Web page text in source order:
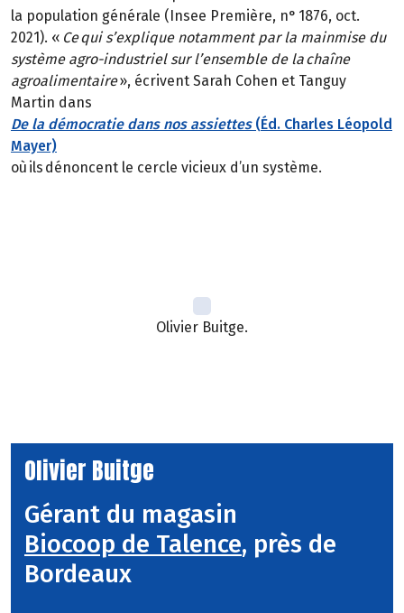
la population générale (Insee Première, n° 1876, oct.
2021). « Ce qui s’explique notamment par la mainmise du
système agro-industriel sur l’ensemble de la chaîne
agroalimentaire», écrivent Sarah Cohen et Tanguy
Martin dans
De la démocratie dans nos assiettes(Éd. Charles Léopold
Mayer)
où ils dénoncent le cercle vicieux d’un système.
Olivier Buitge.
Olivier Buitge
Gérant du magasin
Biocoop de Talence, près de
Bordeaux